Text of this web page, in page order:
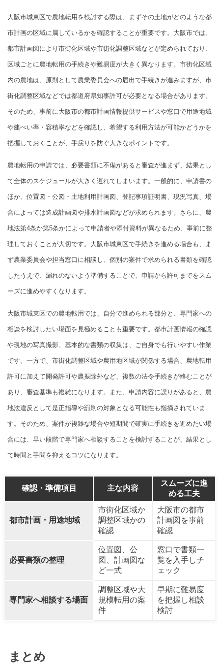
大阪市城東区で農地転用を検討する際は、まずその土地がどのような都
市計画の区域に属しているかを確認することが重要です。大阪市では、
都市計画図により市街化区域や市街化調整区域などが定められており、
区域ごとに農地転用の手続きや難易度が大きく異なります。市街化区域
内の農地は、原則として農業委員会への届出で手続きが進みますが、市
街化調整区域などでは都道府県知事許可が必要となる場合があります。
そのため、事前に大阪市の都市計画情報提供サービスや窓口で用途地域
や建ぺい率・容積率などを確認し、希望する利用方法が可能かどうかを
把握しておくことが、手戻りを防ぐ大きなポイントです。
農地転用の申請では、必要書類に不備があると審査が進まず、結果とし
て全体のスケジュールが大きく遅れてしまいます。一般的に、申請書の
ほか、位置図・公図・土地利用計画図、登記事項証明書、現況写真、場
合によっては造成計画図や排水計画図などが求められます。さらに、農
地法第4条か第5条かによって申請者や添付資料が異なるため、事前に整
理しておくことが大切です。大阪市城東区で手続きを進める場合も、ま
ず農業委員会や担当窓口に相談し、個別の案件で求められる書類を確認
したうえで、漏れのないよう準備することで、申請から許可までをスム
ーズに進めやすくなります。
大阪市城東区での農地転用では、自分で進められる部分と、専門家への
相談を検討したい場面を見極めることも重要です。都市計画情報の確認
や現地の写真撮影、基本的な書類の収集は、ご自身でも行いやすい作業
です。一方で、市街化調整区域や農用地区域が関係する場合、農地転用
許可に加えて開発許可や農振除外など、複数の法令手続きが絡むことが
あり、審査基準も複雑になります。また、申請内容に誤りがあると、農
地法違反として是正指導や罰則の対象となる可能性も指摘されていま
す。そのため、案件が複雑な場合や短期間で確実に手続きを進めたい場
合には、早い段階で専門家へ相談することを検討することが、結果とし
て時間と手間を抑えるコツになります。
確認・準備項目 主な内容
スムーズに進
める工夫
都市計画・用途地域
市街化区域か
調整区域かの
確認
大阪市の都市
計画図を事前
確認
必要書類の整理
位置図、公
図、計画図な
ど一式
窓口で書類一
覧を入手しチ
ェック
専門家へ相談する場面
調整区域や大
規模転用の案
件
早期に難易度
を把握し相談
検討
まとめ